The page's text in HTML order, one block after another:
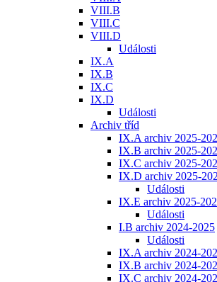
VIII.B
VIII.C
VIII.D
Události
IX.A
IX.B
IX.C
IX.D
Události
Archiv tříd
IX.A archiv 2025-
IX.B archiv 2025-
IX.C archiv 2025-
IX.D archiv 2025-
Události
IX.E archiv 2025-
Události
I.B archiv 2024-2025
Události
IX.A archiv 2024-
IX.B archiv 2024-
IX.C archiv 2024-